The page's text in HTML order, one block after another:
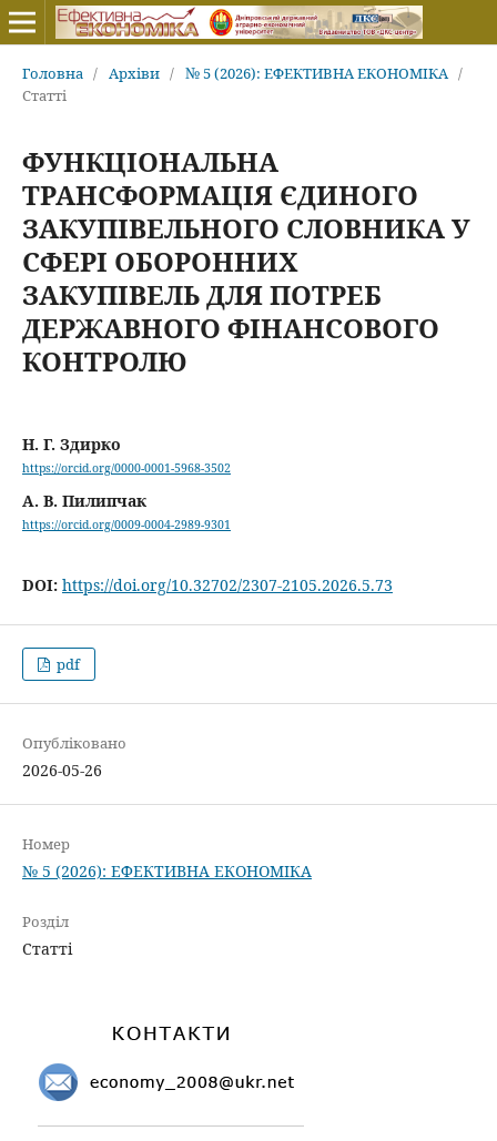
Головна / Архіви / № 5 (2026): ЕФЕКТИВНА ЕКОНОМІКА /
Статті
ФУНКЦІОНАЛЬНА
ТРАНСФОРМАЦІЯ ЄДИНОГО
ЗАКУПІВЕЛЬНОГО СЛОВНИКА У
СФЕРІ ОБОРОННИХ
ЗАКУПІВЕЛЬ ДЛЯ ПОТРЕБ
ДЕРЖАВНОГО ФІНАНСОВОГО
КОНТРОЛЮ
Н. Г. Здирко
https://orcid.org/0000-0001-5968-3502
А. В. Пилипчак
https://orcid.org/0009-0004-2989-9301
DOI: https://doi.org/10.32702/2307-2105.2026.5.73
pdf
Опубліковано
2026-05-26
Номер
№ 5 (2026): ЕФЕКТИВНА ЕКОНОМІКА
Розділ
Статті